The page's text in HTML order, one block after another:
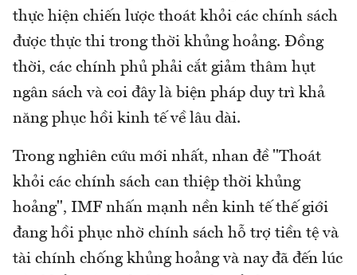
thực hiện chiến lược thoát khỏi các chính sách
được thực thi trong thời khủng hoảng. Đồng
thời, các chính phủ phải cắt giảm thâm hụt
ngân sách và coi đây là biện pháp duy trì khả
năng phục hồi kinh tế về lâu dài.
Trong nghiên cứu mới nhất, nhan đề "Thoát
khỏi các chính sách can thiệp thời khủng
hoảng", IMF nhấn mạnh nền kinh tế thế giới
đang hồi phục nhờ chính sách hỗ trợ tiền tệ và
tài chính chống khủng hoảng và nay đã đến lúc